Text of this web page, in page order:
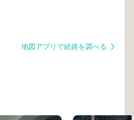
地図アプリで経路を調べる